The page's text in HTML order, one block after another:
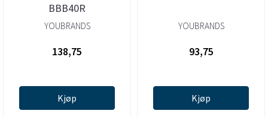
BBB40R
YOUBRANDS
138,75
Kjøp
YOUBRANDS
93,75
Kjøp